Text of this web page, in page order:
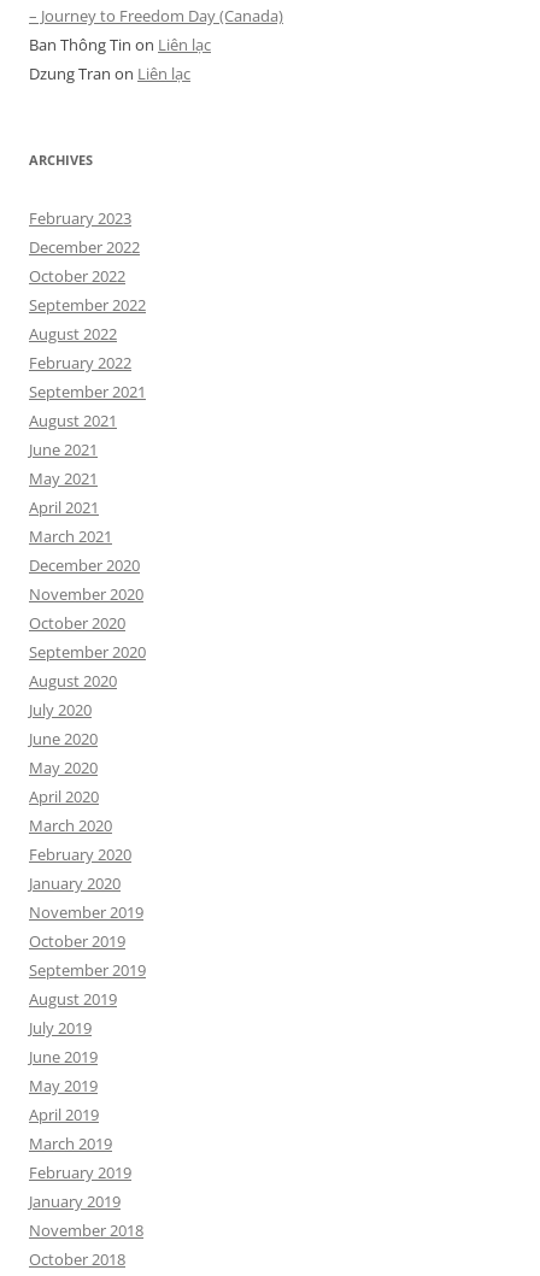
– Journey to Freedom Day (Canada)
Ban Thông Tin on Liên lạc
Dzung Tran on Liên lạc
ARCHIVES
February 2023
December 2022
October 2022
September 2022
August 2022
February 2022
September 2021
August 2021
June 2021
May 2021
April 2021
March 2021
December 2020
November 2020
October 2020
September 2020
August 2020
July 2020
June 2020
May 2020
April 2020
March 2020
February 2020
January 2020
November 2019
October 2019
September 2019
August 2019
July 2019
June 2019
May 2019
April 2019
March 2019
February 2019
January 2019
November 2018
October 2018